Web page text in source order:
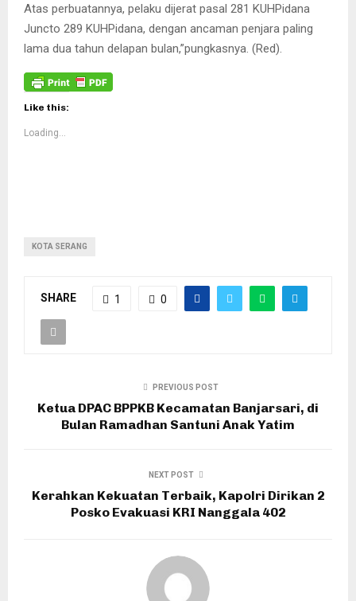
Atas perbuatannya, pelaku dijerat pasal 281 KUHPidana
Juncto 289 KUHPidana, dengan ancaman penjara paling
lama dua tahun delapan bulan,”pungkasnya. (Red).
Like this:
Loading...
KOTA SERANG
SHARE 1 0
PREVIOUS POST
Ketua DPAC BPPKB Kecamatan Banjarsari, di
Bulan Ramadhan Santuni Anak Yatim
NEXT POST
Kerahkan Kekuatan Terbaik, Kapolri Dirikan 2
Posko Evakuasi KRI Nanggala 402